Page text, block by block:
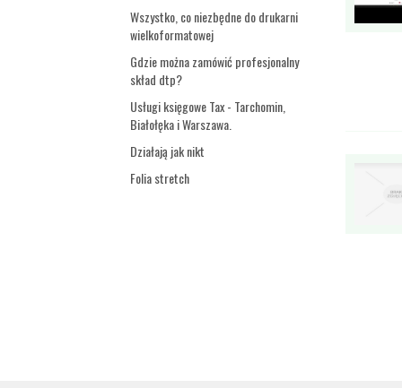
Wszystko, co niezbędne do drukarni
wielkoformatowej
Gdzie można zamówić profesjonalny
skład dtp?
Usługi księgowe Tax - Tarchomin,
Białołęka i Warszawa.
Działają jak nikt
Folia stretch